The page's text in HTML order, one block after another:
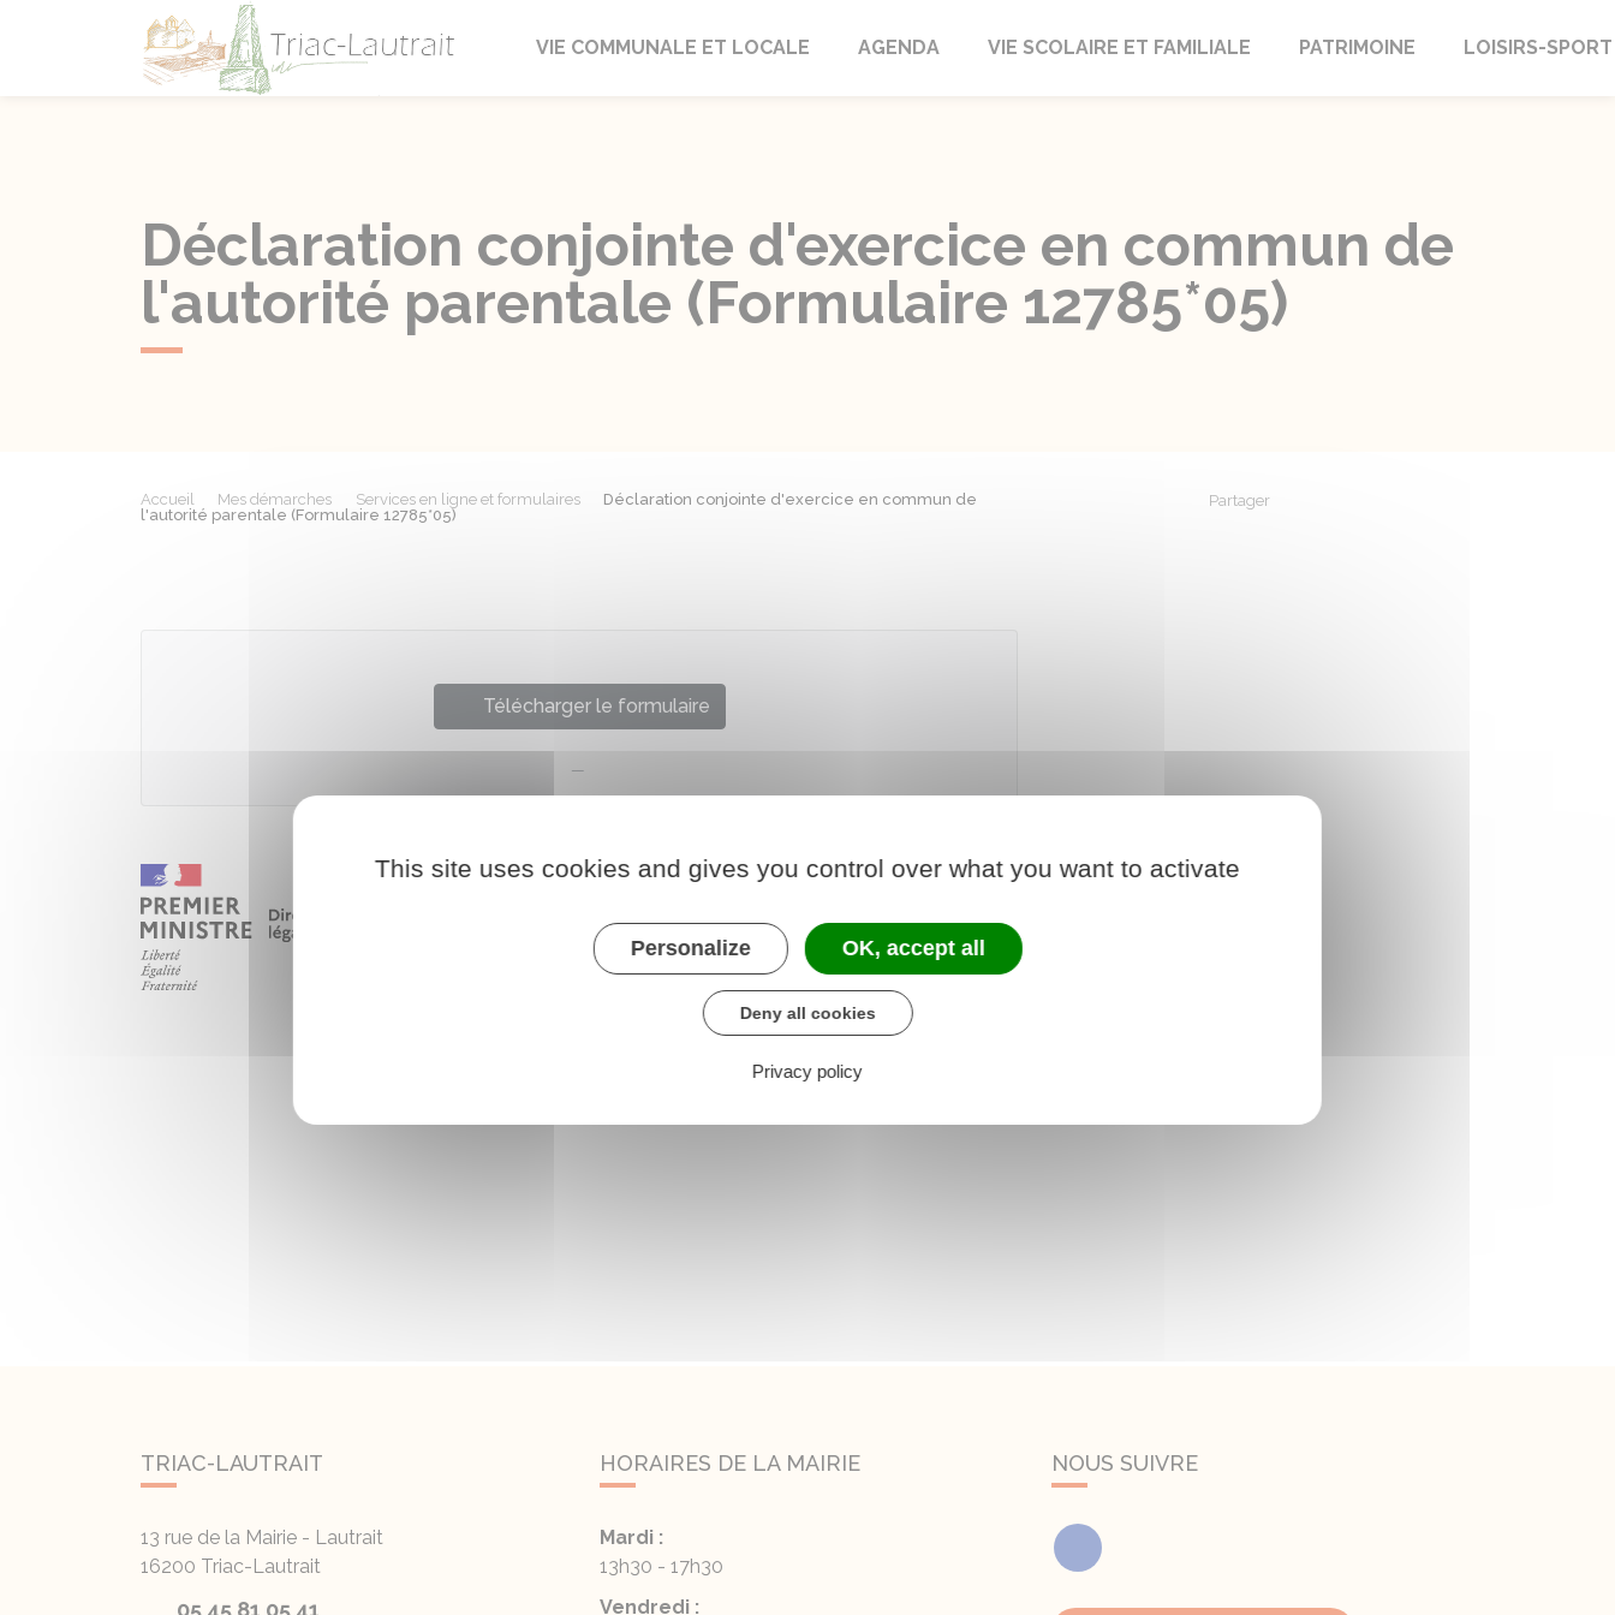
Triac-Lautrait
VIE COMMUNALE ET LOCALE AGENDA VIE SCOLAIRE ET FAMILIALE PATRIMOINE LOISIRS-SPORT
Déclaration conjointe d'exercice en commun de
l'autorité parentale (Formulaire 12785*05)
Accueil Mes démarches Services en ligne et formulaires
Déclaration conjointe d'exercice en commun de
l'autorité parentale (Formulaire 12785*05)
Partager
Télécharger le formulaire
TRIAC-LAUTRAIT
13 rue de la Mairie - Lautrait
16200 Triac-Lautrait
HORAIRES DE LA MAIRIE
Mardi :
13h30 - 17h30
Vendredi :
NOUS SUIVRE
Facebook
This site uses cookies and gives you control over what you want to activate
Personalize OK, accept all
Deny all cookies
Privacy policy